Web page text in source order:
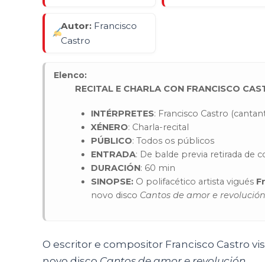
Autor: Francisco
Castro
Elenco:
RECITAL E CHARLA CON FRANCISCO
INTÉRPRETES: Francisco Castro
XÉNERO: Charla-recital
PÚBLICO: Todos os públicos
ENTRADA: De balde previa retirada de
DURACIÓN: 60 min
SINOPSE: O polifacético artista vigués
novo disco Cantos de amor e revolución
O escritor e compositor Francisco Castro